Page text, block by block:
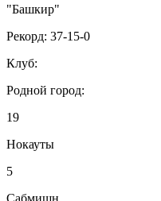
"Башкир"
Рекорд: 37-15-0
Клуб:
Родной город:
19
Нокауты
5